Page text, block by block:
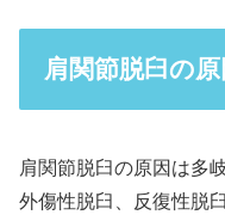
肩関節脱臼の原
肩関節脱臼の原因は多
外傷性脱臼、反復性脱